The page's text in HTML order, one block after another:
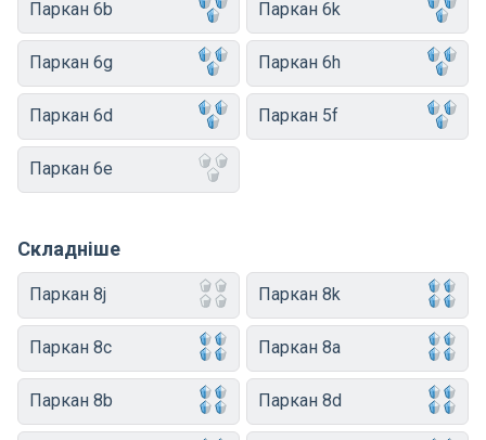
Паркан 6b Паркан 6k
Паркан 6g Паркан 6h
Паркан 6d Паркан 5f
Паркан 6e
Складніше
Паркан 8j Паркан 8k
Паркан 8c Паркан 8a
Паркан 8b Паркан 8d